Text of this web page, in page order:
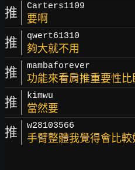
推 Carters1109
要啊
推 qwert61310
夠大就不用
推 mambaforever
功能來看肩推重要性比
推 kimwu
當然要
推 w28103566
手臂整體我覺得會比較